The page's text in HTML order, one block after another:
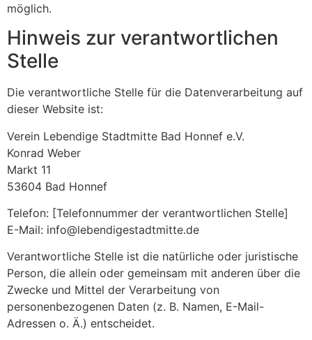
möglich.
Hinweis zur verantwortlichen
Stelle
Die verantwortliche Stelle für die Datenverarbeitung auf
dieser Website ist:
Verein Lebendige Stadtmitte Bad Honnef e.V.
Konrad Weber
Markt 11
53604 Bad Honnef
Telefon: [Telefonnummer der verantwortlichen Stelle]
E-Mail: info@lebendigestadtmitte.de
Verantwortliche Stelle ist die natürliche oder juristische
Person, die allein oder gemeinsam mit anderen über die
Zwecke und Mittel der Verarbeitung von
personenbezogenen Daten (z. B. Namen, E-Mail-
Adressen o. Ä.) entscheidet.